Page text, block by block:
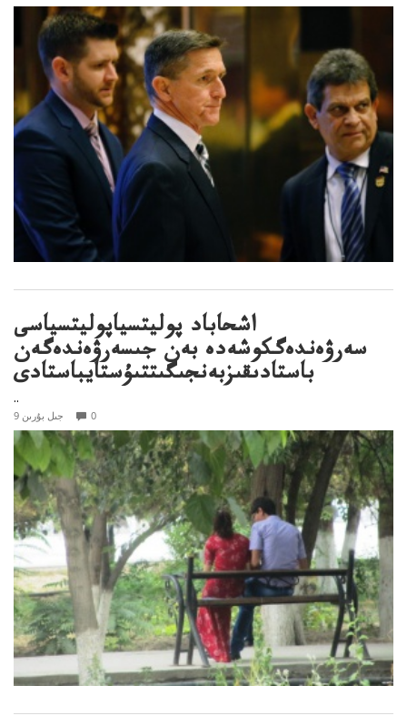
اشحاباد پوليتسياپوليتسياسى
سەرۋەندەگكوشەدە بەن جىسەرۋەندەگەن
باستادىقىزبەنجىگىتتىۇستايباستادى
..
9 جىل بۇرىن 0